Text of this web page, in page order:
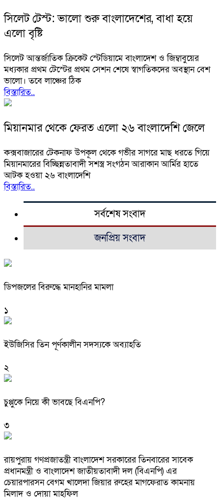
সিলেট টেস্ট: ভালো শুরু বাংলাদেশের, বাধা হয়ে
এলো বৃষ্টি
সিলেট আন্তর্জাতিক ক্রিকেট স্টেডিয়ামে বাংলাদেশ ও জিম্বাবুয়ের
মধ্যকার প্রথম টেস্টের প্রথম সেশন শেষে স্বাগতিকদের অবস্থান বেশ
ভালো। তবে লাঞ্চের ঠিক
বিস্তারিত..
মিয়ানমার থেকে ফেরত এলো ২৬ বাংলাদেশি জেলে
কক্সবাজারের টেকনাফ উপকূল থেকে গভীর সাগরে মাছ ধরতে গিয়ে
মিয়ানমারের বিচ্ছিন্নতাবাদী সশস্ত্র সংগঠন আরাকান আর্মির হাতে
আটক হওয়া ২৬ বাংলাদেশি
বিস্তারিত..
সর্বশেষ সংবাদ
জনপ্রিয় সংবাদ
ডিপজলের বিরুদ্ধে মানহানির মামলা
১
ইউজিসির তিন পূর্ণকালীন সদস্যকে অব্যাহতি
২
চুপ্পুকে নিয়ে কী ভাবছে বিএনপি?
৩
রায়পুরায় গণপ্রজাতন্ত্রী বাংলাদেশ সরকারের তিনবারের সাবেক
প্রধানমন্ত্রী ও বাংলাদেশ জাতীয়তাবাদী দল (বিএনপি) এর
চেয়ারপারসন বেগম খালেদা জিয়ার রুহের মাগফেরাত কামনায়
মিলাদ ও দোয়া মাহফিল